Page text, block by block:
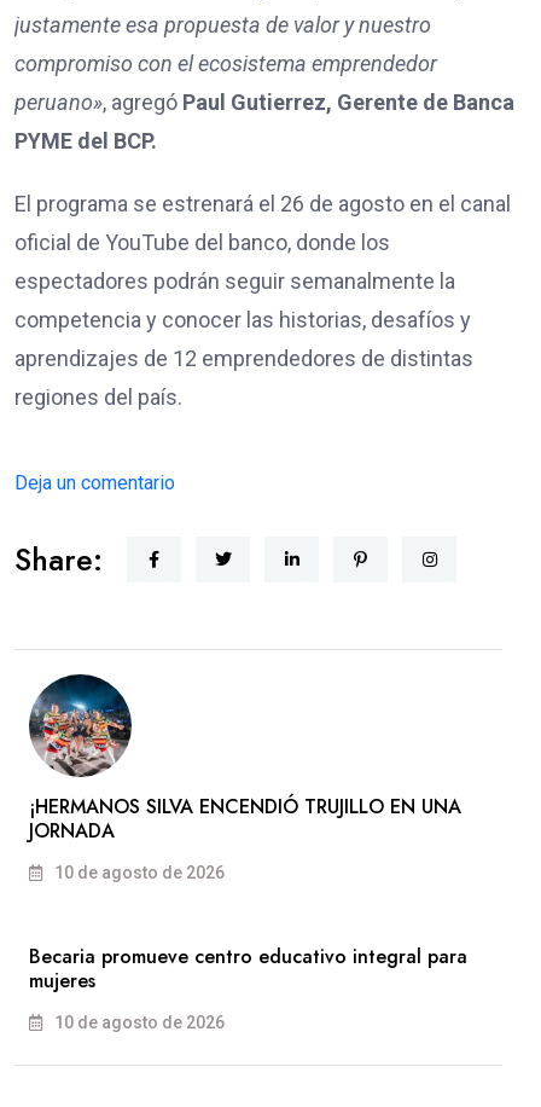
justamente esa propuesta de valor y nuestro
compromiso con el ecosistema emprendedor
peruano», agregó Paul Gutierrez, Gerente de Banca
PYME del BCP.
El programa se estrenará el 26 de agosto en el canal
oficial de YouTube del banco, donde los
espectadores podrán seguir semanalmente la
competencia y conocer las historias, desafíos y
aprendizajes de 12 emprendedores de distintas
regiones del país.
Deja un comentario
Share:
​¡HERMANOS SILVA ENCENDIÓ TRUJILLO EN UNA
JORNADA
10 de agosto de 2026
Becaria promueve centro educativo integral para
mujeres
10 de agosto de 2026